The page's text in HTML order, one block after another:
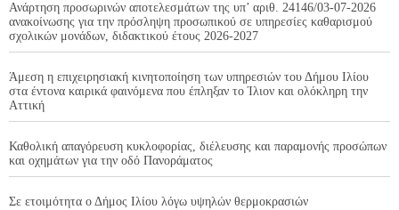
Ανάρτηση προσωρινών αποτελεσμάτων της υπ’ αριθ. 24146/03-07-2026
ανακοίνωσης για την πρόσληψη προσωπικού σε υπηρεσίες καθαρισμού
σχολικών μονάδων, διδακτικού έτους 2026-2027
Άμεση η επιχειρησιακή κινητοποίηση των υπηρεσιών του Δήμου Ιλίου
στα έντονα καιρικά φαινόμενα που έπληξαν το Ίλιον και ολόκληρη την
Αττική
Καθολική απαγόρευση κυκλοφορίας, διέλευσης και παραμονής προσώπων
και οχημάτων για την οδό Πανοράματος
Σε ετοιμότητα ο Δήμος Ιλίου λόγω υψηλών θερμοκρασιών